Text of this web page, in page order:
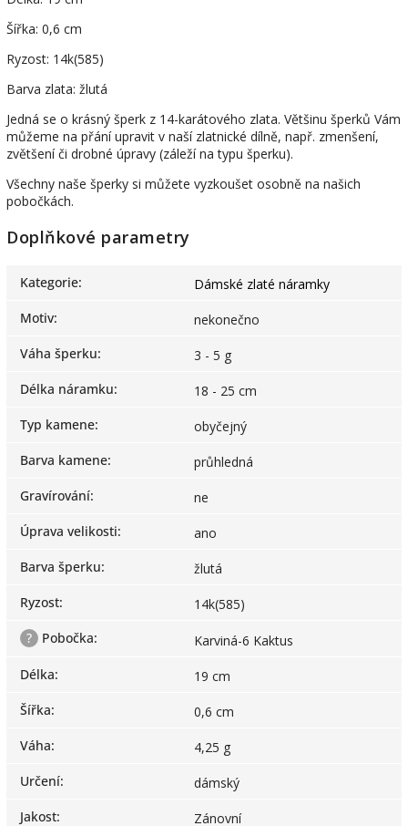
Šířka: 0,6 cm
Ryzost: 14k(585)
Barva zlata: žlutá
Jedná se o krásný šperk z 14-karátového zlata. Většinu šperků Vám
můžeme na přání upravit v naší zlatnické dílně, např. zmenšení,
zvětšení či drobné úpravy (záleží na typu šperku).
Všechny naše šperky si můžete vyzkoušet osobně na našich
pobočkách.
Doplňkové parametry
Kategorie:
Dámské zlaté náramky
Motiv:
nekonečno
Váha šperku:
3 - 5 g
Délka náramku:
18 - 25 cm
Typ kamene:
obyčejný
Barva kamene:
průhledná
Gravírování:
ne
Úprava velikosti:
ano
Barva šperku:
žlutá
Ryzost:
14k(585)
?
Pobočka:
Karviná-6 Kaktus
Délka:
19 cm
Šířka:
0,6 cm
Váha:
4,25 g
Určení:
dámský
Jakost: Zánovní